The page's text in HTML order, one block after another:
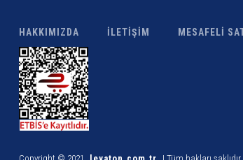
HAKKIMIZDA İLETİŞİM MESAFELİ